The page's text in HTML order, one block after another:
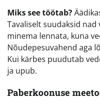
Miks see töötab?
Tavaliselt suudaksid
minema lennata, kuna
Nõudepesuvahend aga
Kui kärbes puudutab
ja upub.
Paberkoonuse